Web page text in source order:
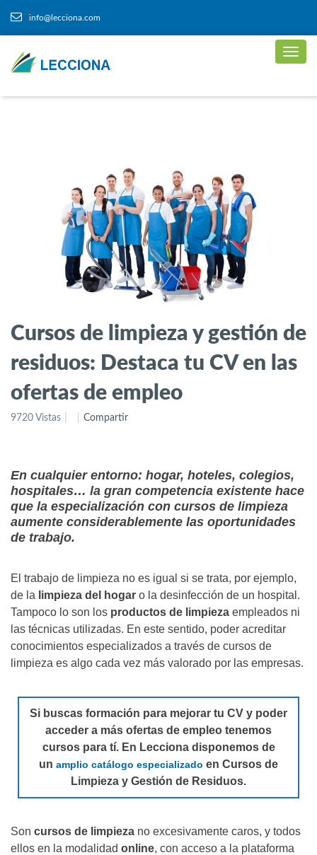
info@lecciona.com
Cursos de limpieza y gestión de
residuos: Destaca tu CV en las
ofertas de empleo
9720 Vistas Compartir
En cualquier entorno: hogar, hoteles, colegios,
hospitales… la gran competencia existente hace
que la especialización con cursos de limpieza
aumente considerablemente las oportunidades
de trabajo.
El trabajo de limpieza no es igual si se trata, por ejemplo,
de la limpieza del hogar o la desinfección de un hospital.
Tampoco lo son los productos de limpieza empleados ni
las técnicas utilizadas. En este sentido, poder acreditar
conocimientos especializados a través de cursos de
limpieza es algo cada vez más valorado por las empresas.
Si buscas formación para mejorar tu CV y poder
acceder a más ofertas de empleo tenemos
cursos para tí. En Lecciona disponemos de
un amplio catálogo especializado en Cursos de
Limpieza y Gestión de Residuos.
Son cursos de limpieza no excesivamente caros, y todos
ellos en la modalidad online, con acceso a la plataforma